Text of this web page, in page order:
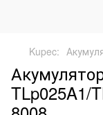
Kupec:
TLp025A1/